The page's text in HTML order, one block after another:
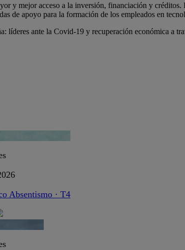
y mejor acceso a la inversión, financiación y
de apoyo para la formación de los empleados en
ante la Covid-19 y recuperación económica a
Absentismo · T4